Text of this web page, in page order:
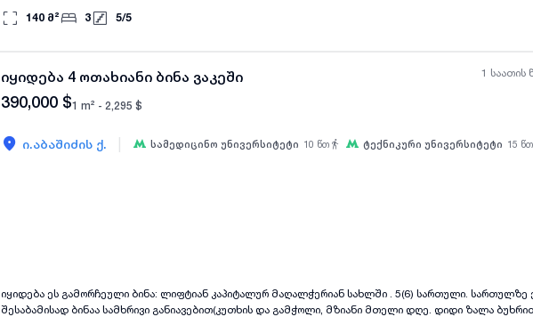
მახასიათებლები:** * 140 კვ.მ * 3 საძინებელი * 2 სველი წერტილი * ფართო და ნათელი მისაღები * იზოლირებული,
სრულად აღჭურვილი სამზარეულო * აივანი * ცენტრალური გათბობა * კონდიციონერი * სარეცხი და
არის საცხოვრებლად და ხელმისაწვდომია სექტემბრიდან. დამატებითი ინფორმაციისთვის ან ბინის სანახავად
დაგვიკავშირდით.
140 მ² 3 5/5
1 საათის
იყიდება 4 ოთახიანი ბინა ვაკეში
390,000 $1 m² - 2,295 $
ი.აბაშიძის ქ. სამედიცინო უნივერსიტეტი 10 წთ ტექნიკური უნივერსიტეტი 15 წთ
იყიდება ეს გამორჩეული ბინა: ლიფტიან კაპიტალურ მაღალჭერიან სახლში . 5(6) სართული. სართულზე
შესაბამისად ბინაა სამხრივი განიავებით(კუთხის და გამჭოლი, მზიანი მთელი დღე. დიდი ზალა